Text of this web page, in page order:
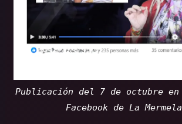
Publicación del 7 de octubre
Facebook de La